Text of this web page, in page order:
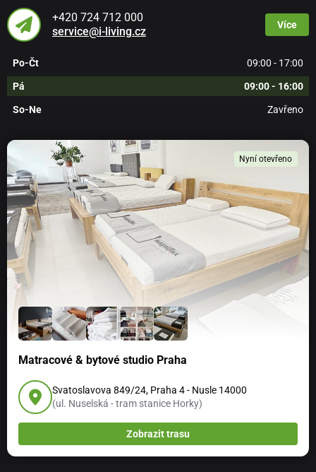
+420 724 712 000
service@i-living.cz
Více
Po-Čt 09:00 - 17:00
Pá 09:00 - 16:00
So-Ne Zavřeno
Nyní otevřeno
Matracové & bytové studio Praha
Svatoslavova 849/24, Praha 4 - Nusle 14000
(ul. Nuselská - tram stanice Horky)
Zobrazit trasu